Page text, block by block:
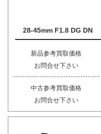
28-45mm F1.8 DG DN
新品参考買取価格
お問合せ下さい
中古参考買取価格
お問合せ下さい